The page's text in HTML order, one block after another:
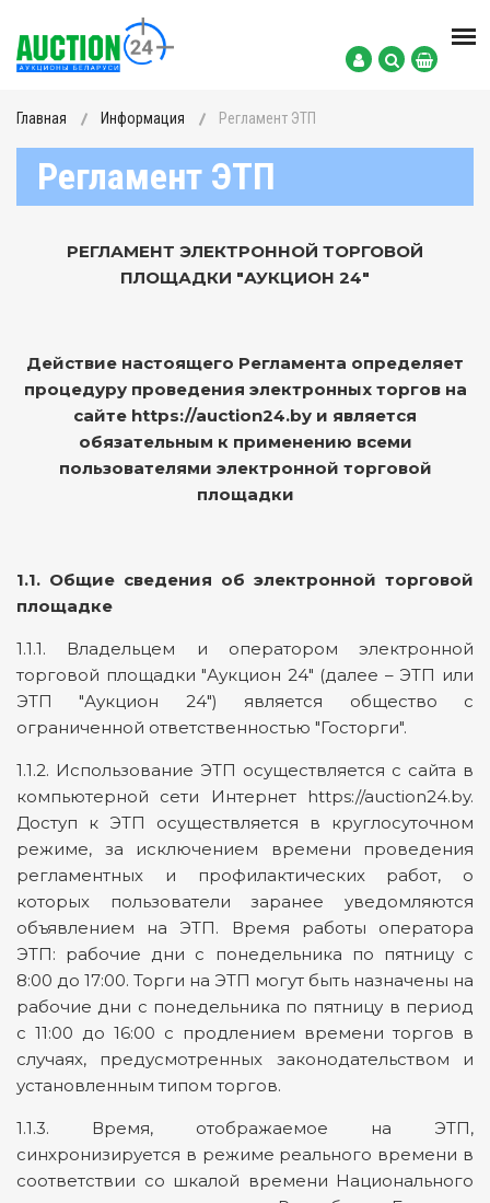
Главная Информация Регламент ЭТП
Регламент ЭТП
РЕГЛАМЕНТ ЭЛЕКТРОННОЙ ТОРГОВОЙ
ПЛОЩАДКИ "АУКЦИОН 24"
Действие настоящего Регламента определяет
процедуру проведения электронных торгов на
сайте https://auction24.by и является
обязательным к применению всеми
пользователями электронной торговой
площадки
1.1. Общие сведения об электронной торговой
площадке
1.1.1. Владельцем и оператором электронной
торговой площадки "Аукцион 24" (далее – ЭТП или
ЭТП "Аукцион 24") является общество с
ограниченной ответственностью "Госторги".
1.1.2. Использование ЭТП осуществляется с сайта в
компьютерной сети Интернет https://auction24.by.
Доступ к ЭТП осуществляется в круглосуточном
режиме, за исключением времени проведения
регламентных и профилактических работ, о
которых пользователи заранее уведомляются
объявлением на ЭТП. Время работы оператора
ЭТП: рабочие дни с понедельника по пятницу с
8:00 до 17:00. Торги на ЭТП могут быть назначены на
рабочие дни с понедельника по пятницу в период
с 11:00 до 16:00 с продлением времени торгов в
случаях, предусмотренных законодательством и
установленным типом торгов.
1.1.3. Время, отображаемое на ЭТП,
синхронизируется в режиме реального времени в
соответствии со шкалой времени Национального